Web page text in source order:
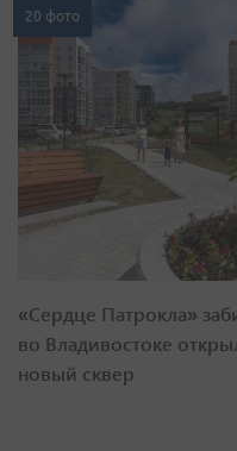
20 фото
«Сердце Патрокла»
во Владивостоке
новый сквер